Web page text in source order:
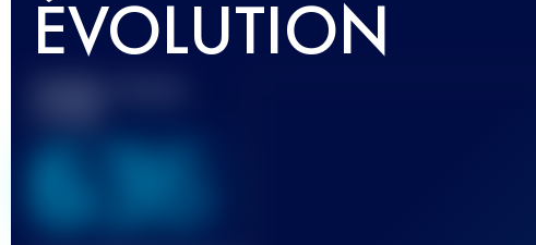
ÉVOLUTION
Meilleur Score
636